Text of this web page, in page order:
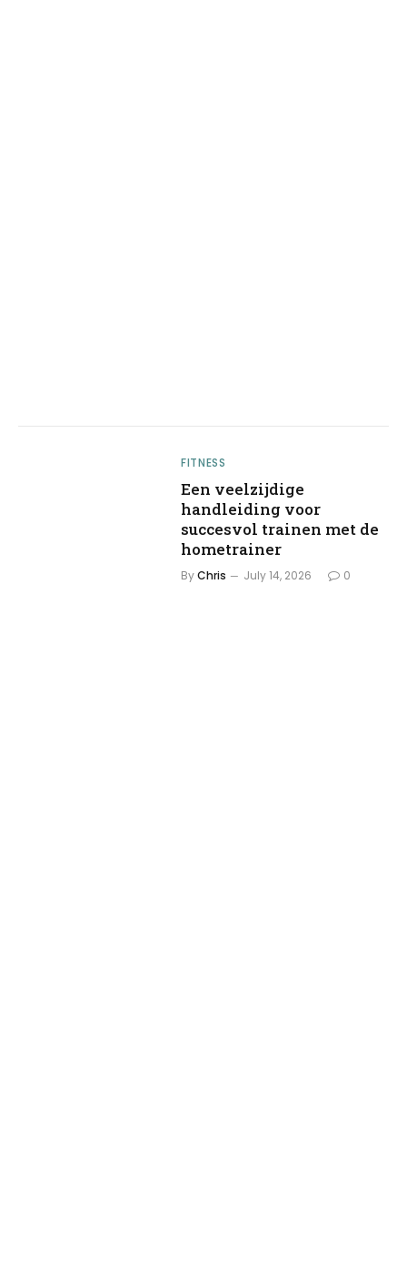
FITNESS
Een veelzijdige
handleiding voor
succesvol trainen met de
hometrainer
ByChris July 14, 2026 0